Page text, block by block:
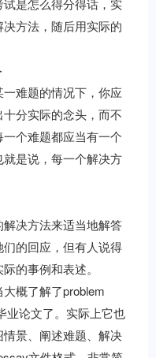
是怎么得分得话，实
方法，随后用实际的
难题的情况下，你应
分实际的念头，而不
个难题都应当有一个
是说，每一个解决方
决方法来适当地解答
的回应，但有人说得
的事例和表述。
概了解了problem
业论文了。实际上它也
景、阐述难题、解决